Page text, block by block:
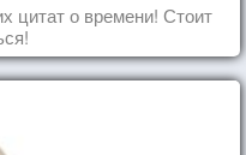
цитат о времени! Стоит